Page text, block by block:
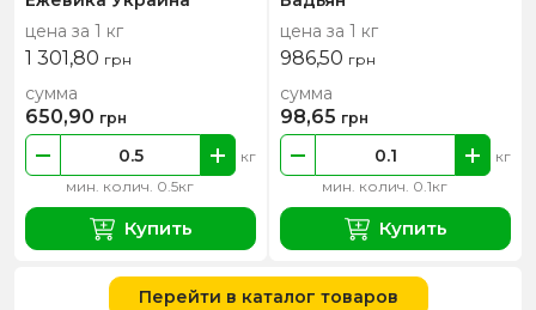
цена за 1 кг
1 301,80 грн
мин. колич. 0.5кг
кг
сумма
650,90 грн
Купить
цена за 1 кг
986,50 грн
мин. колич. 0.1кг
кг
сумма
98,65 грн
Купить
Перейти в каталог товаров